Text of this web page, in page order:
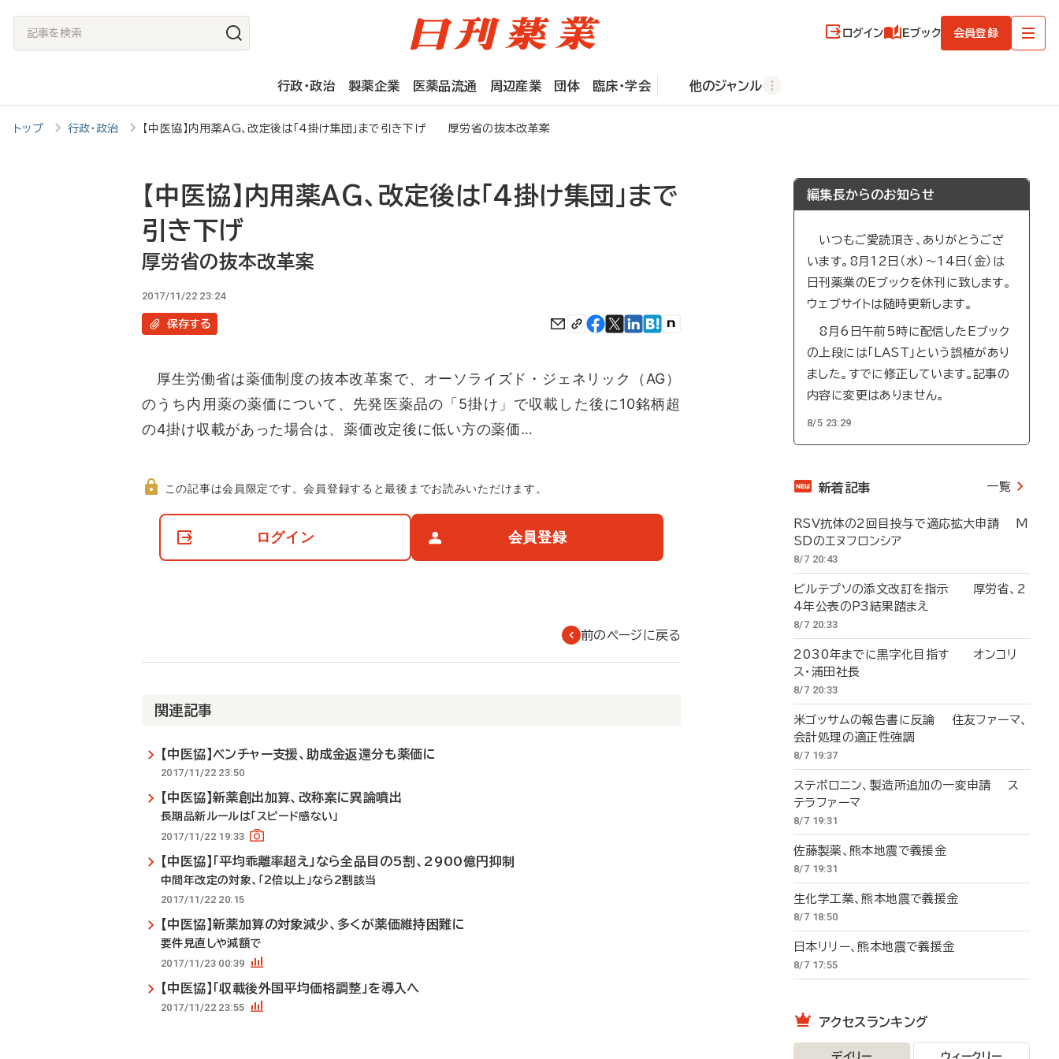
記
事
検
索
ログイン Eブック 会員登録
行政・政治 製薬企業 医薬品流通 周辺産業 団体 臨床・学会 他のジャンル
トップ 行政・政治 【中医協】内用薬AG、改定後は「4掛け集団」まで引き下げ 厚労省の抜本改革案
【中医協】内用薬AG、改定後は「4掛け集団」まで
引き下げ
厚労省の抜本改革案
2017/11/22 23:24
保存する
厚生労働省は薬価制度の抜本改革案で、オーソライズド・ジェネリック（AG）
のうち内用薬の薬価について、先発医薬品の「5掛け」で収載した後に10銘柄超
の4掛け収載があった場合は、薬価改定後に低い方の薬価…
て
この記事は会員限定です。会員登録すると最後までお読みいただけます。
ログイン 会員登録
前のページに戻る
関連記事
【中医協】ベンチャー支援、助成金返還分も薬価に
2017/11/22 23:50
【中医協】新薬創出加算、改称案に異論噴出
長期品新ルールは「スピード感ない」
2017/11/22 19:33
【中医協】「平均乖離率超え」なら全品目の5割、2900億円抑制
中間年改定の対象、「2倍以上」なら2割該当
2017/11/22 20:15
【中医協】新薬加算の対象減少、多くが薬価維持困難に
要件見直しや減額で
2017/11/23 00:39
【中医協】「収載後外国平均価格調整」を導入へ
2017/11/22 23:55
編集長からのお知らせ
いつもご愛読頂き、ありがとうござ
います。8月12日（水）～14日（金）は
日刊薬業のEブックを休刊に致します。
ウェブサイトは随時更新します。
8月6日午前5時に配信したEブック
の上段には「LAST」という誤植があり
ました。すでに修正しています。記事の
内容に変更はありません。
8/5 23:29
新着記事 一覧
RSV抗体の2回目投与で適応拡大申請 M
SDのエヌフロンシア
8/7 20:43
ビルテプソの添文改訂を指示 厚労省、2
4年公表のP3結果踏まえ
8/7 20:33
2030年までに黒字化目指す オンコリ
ス・浦田社長
8/7 20:33
米ゴッサムの報告書に反論 住友ファーマ、
会計処理の適正性強調
8/7 19:37
ステボロニン、製造所追加の一変申請 ス
テラファーマ
8/7 19:31
佐藤製薬、熊本地震で義援金
8/7 19:31
生化学工業、熊本地震で義援金
8/7 18:50
日本リリー、熊本地震で義援金
8/7 17:55
アクセスランキング
デイリー ウィークリー